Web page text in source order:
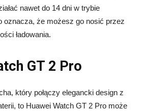
nawet do 14 dni w trybie
oznacza, że możesz go nosić przez
ładowania.
GT 2 Pro
który połączy elegancki design z
to Huawei Watch GT 2 Pro może